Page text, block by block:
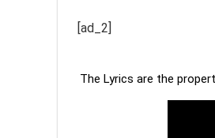
[ad_2]
The Lyrics are the